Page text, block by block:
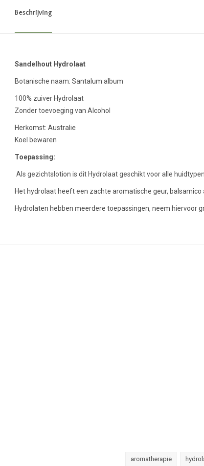
Beschrijving
Sandelhout Hydrolaat
Botanische naam: Santalum album
100% zuiver Hydrolaat
Zonder toevoeging van Alcohol
Herkomst: Australie
Koel bewaren
Toepassing:
Als gezichtslotion is dit Hydrolaat geschikt voor alle
Het hydrolaat heeft een zachte aromatische geur, balsamico
Hydrolaten hebben meerdere toepassingen, neem hiervoor
aromatherapie